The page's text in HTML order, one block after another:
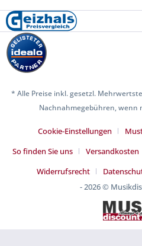
* Alle Preise inkl. gesetzl.
Nachnahmegebühren, wenn
Cookie-Einstellungen
So finden Sie uns
Versandkosten
Widerrufsrecht
- 2026 ©